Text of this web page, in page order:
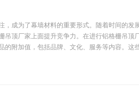
，成为了幕墙材料的重要形式。随着时间的
吊顶厂家上面提升竞争力。在进行铝格栅吊
的附加值，包括品牌、文化、服务等内容。